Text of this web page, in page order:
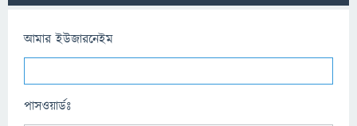
আমার ইউজারনেইম
পাসওয়ার্ডঃ